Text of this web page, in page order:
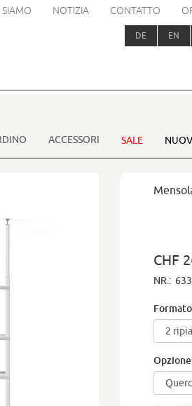
SIAMO NOTIZIA CONTATTO
DE EN
ACCESSORI SALE
CHF
NR.:
Formato
Opzione